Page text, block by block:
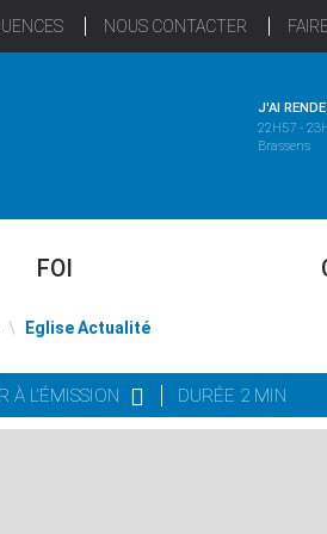
NOUS CONTACTER
J'AI
22H57 -
Brassens
FOI
\ Eglise Actualité
À L'ÉMISSION DURÉE 2 MIN